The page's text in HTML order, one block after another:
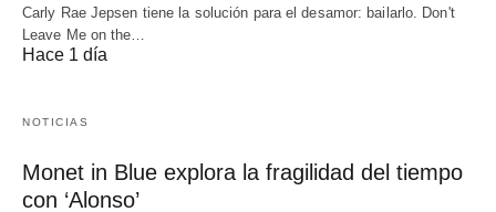
Carly Rae Jepsen tiene la solución para el desamor: bailarlo. Don't
Leave Me on the…
Hace 1 día
NOTICIAS
Monet in Blue explora la fragilidad del tiempo
con ‘Alonso’